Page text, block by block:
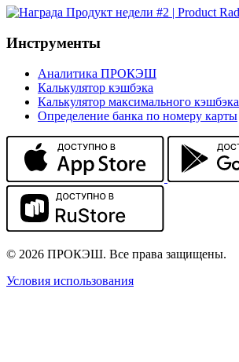
Инструменты
Аналитика ПРОКЭШ
Калькулятор кэшбэка
Калькулятор максимального кэшбэка
Определение банка по номеру карты
© 2026 ПРОКЭШ. Все права защищены.
Условия использования